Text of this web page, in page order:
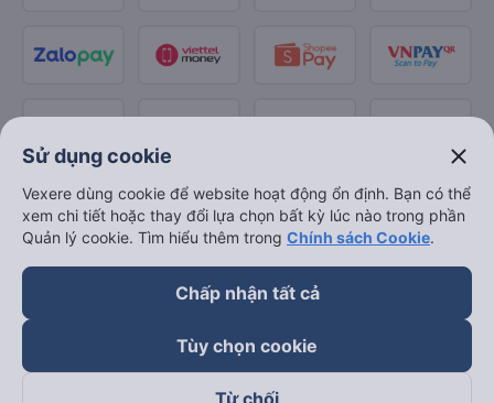
Sử dụng cookie close
Vexere dùng cookie để website hoạt động ổn định. Bạn có thể
xem chi tiết hoặc thay đổi lựa chọn bất kỳ lúc nào trong phần
Quản lý cookie. Tìm hiểu thêm trong Chính sách Cookie.
Chấp nhận tất cả
Tùy chọn cookie
Từ chối